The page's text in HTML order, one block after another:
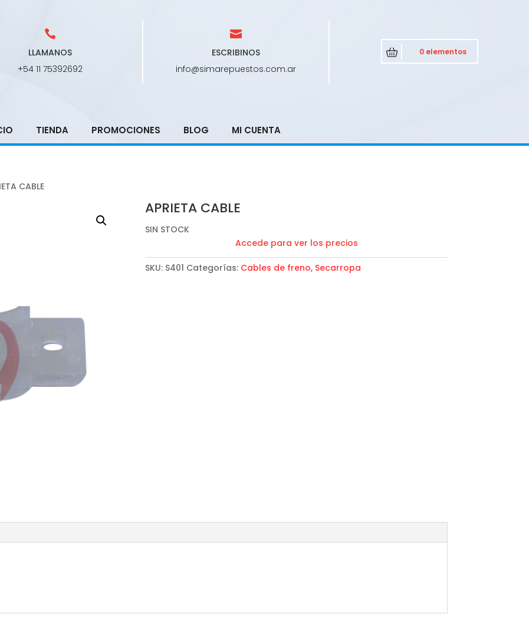
LLAMANOS
+54 11 75392692
ESCRIBINOS
info@simarepuestos.com.ar
0 elementos
TIENDA PROMOCIONES BLOG MI CUENTA
CABLE
APRIETA CABLE
SIN STOCK
Accede para ver los precios
SKU: S401 Categorías: Cables de freno, Secarropa